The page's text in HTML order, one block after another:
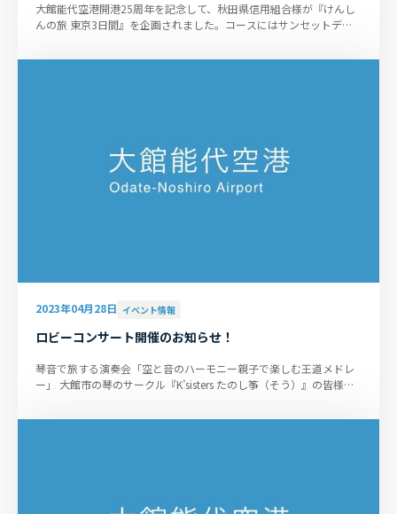
大館能代空港開港25周年を記念して、秋田県信用組合様が『けんし
んの旅 東京3日間』を企画されました。コースにはサンセットディ
2023年04月28日 イベント情報
ロビーコンサート開催のお知らせ！
琴音で旅する演奏会「空と音のハーモニー親子で楽しむ王道メドレ
ー」 大館市の琴のサークル『K’sisters たのし筝（そう）』の皆様が